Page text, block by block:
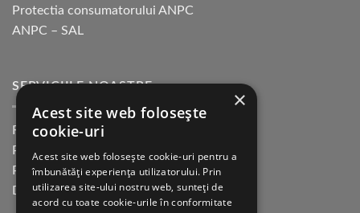
Protectia consumatorului ANPC
ANPC – SAL
SERVICIILE NOASTRE
Returnare in 30 de zile
Plata cu cardul Guerrilla
Plata in rate fara dobanda
Distributie sau profesionisti
×
Acest site web folosește
cookie-uri
Acest site web folosește cookie-uri pentru a
îmbunătăți experiența utilizatorului. Prin
utilizarea site-ului nostru web, sunteți de
acord cu toate cookie-urile în conformitate